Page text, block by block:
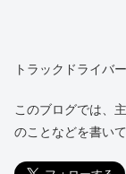
トラックドライバ
このブログでは、
のことなどを書いて